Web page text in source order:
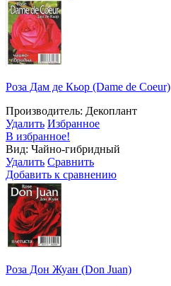
Роза Дам де Кьор (Dame de Coeur)
Производитель: Декоплант
Удалить Избранное
В избранное!
Вид: Чайно-гибридный
Удалить Сравнить
Добавить к сравнению
Роза Дон Жуан (Don Juan)